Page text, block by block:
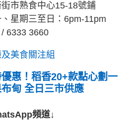
市熟食中心15-18號鋪
星期三至日：6pm-11pm
6333 3660
美食關注組
惠！稻香20+款點心劃一
甸 全日三市供應
頻道↓